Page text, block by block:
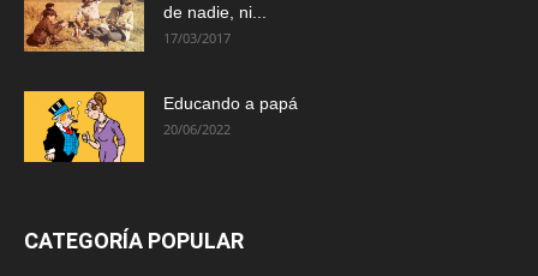
de nadie, ni...
17/03/2017
Educando a papá
20/06/2022
CATEGORÍA POPULAR